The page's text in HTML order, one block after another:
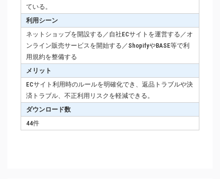
ている。
利用シーン
ネットショップを開設する／自社ECサイトを運営する／オ
ンライン販売サービスを開始する／ShopifyやBASE等で利
用規約を整備する
メリット
ECサイト利用時のルールを明確化でき、返品トラブルや決
済トラブル、不正利用リスクを軽減できる。
ダウンロード数
44件